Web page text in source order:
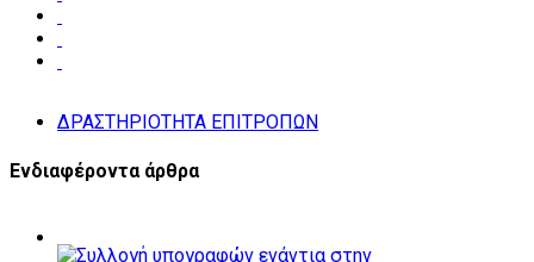
ΔΡΑΣΤΗΡΙΟΤΗΤΑ ΕΠΙΤΡΟΠΩΝ
Ενδιαφέροντα άρθρα